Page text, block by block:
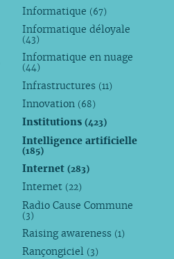
Informatique (67)
Informatique déloyale
(43)
Informatique en nuage
(44)
Infrastructures (11)
Innovation (68)
Institutions(423)
Intelligence artificielle
(185)
Internet(283)
Internet (22)
Radio Cause Commune
(3)
Raising awareness (1)
Rançongiciel (3)